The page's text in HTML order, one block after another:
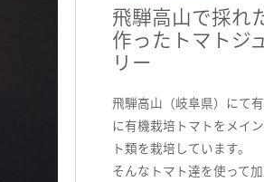
飛騨高山で採れ
作ったトマト
リー
飛騨高山（岐阜県）にて
に有機栽培トマトをメイ
ト類を栽培しています。
そんなトマト達を使って